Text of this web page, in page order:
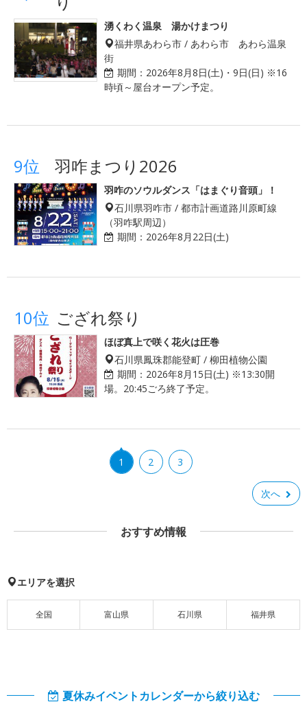
湧くわく温泉 湯かけまつり
福井県あわら市 / あわら市 あわら温泉
街
期間： 2026年8月8日(土)・9日(日) ※16
時頃～屋台オープン予定。
9位 羽咋まつり2026
羽咋のソウルダンス「はまぐり音頭」！
石川県羽咋市 / 都市計画道路川原町線
（羽咋駅周辺）
期間： 2026年8月22日(土)
10位 ござれ祭り
ほぼ真上で咲く花火は圧巻
石川県鳳珠郡能登町 / 柳田植物公園
期間： 2026年8月15日(土) ※13:30開
場。20:45ごろ終了予定。
1 2 3
次へ
おすすめ情報
エリアを選択
全国 富山県 石川県 福井県
夏休みイベントカレンダーから絞り込む